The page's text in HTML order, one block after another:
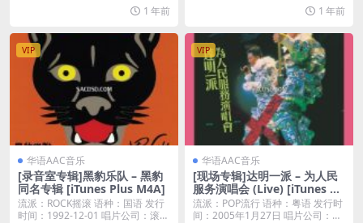
1 年前
1 年前
VIP
华语AAC音乐
[录音室专辑]黑豹乐队 – 黑豹
同名专辑 [iTunes Plus M4A]
流派：ROCK摇滚 语种：国语 发行
时间：1992-12-01 唱片公司：滚石
VIP
华语AAC音乐
[现场专辑]达明一派 – 为人民
服务演唱会 (Live) [iTunes Pl
us M4A]
流派：POP流行 语种：粤语 发行时
间：2005年1月27日 唱片公司：英